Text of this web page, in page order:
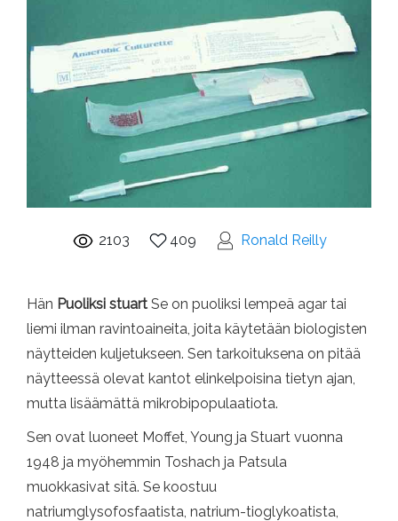
2103 409 Ronald Reilly
Hän Puoliksi stuart Se on puoliksi lempeä agar tai
liemi ilman ravintoaineita, joita käytetään biologisten
näytteiden kuljetukseen. Sen tarkoituksena on pitää
näytteessä olevat kantot elinkelpoisina tietyn ajan,
mutta lisäämättä mikrobipopulaatiota.
Sen ovat luoneet Moffet, Young ja Stuart vuonna
1948 ja myöhemmin Toshach ja Patsula
muokkasivat sitä. Se koostuu
natriumglysofosfaatista, natrium-tioglykoatista,